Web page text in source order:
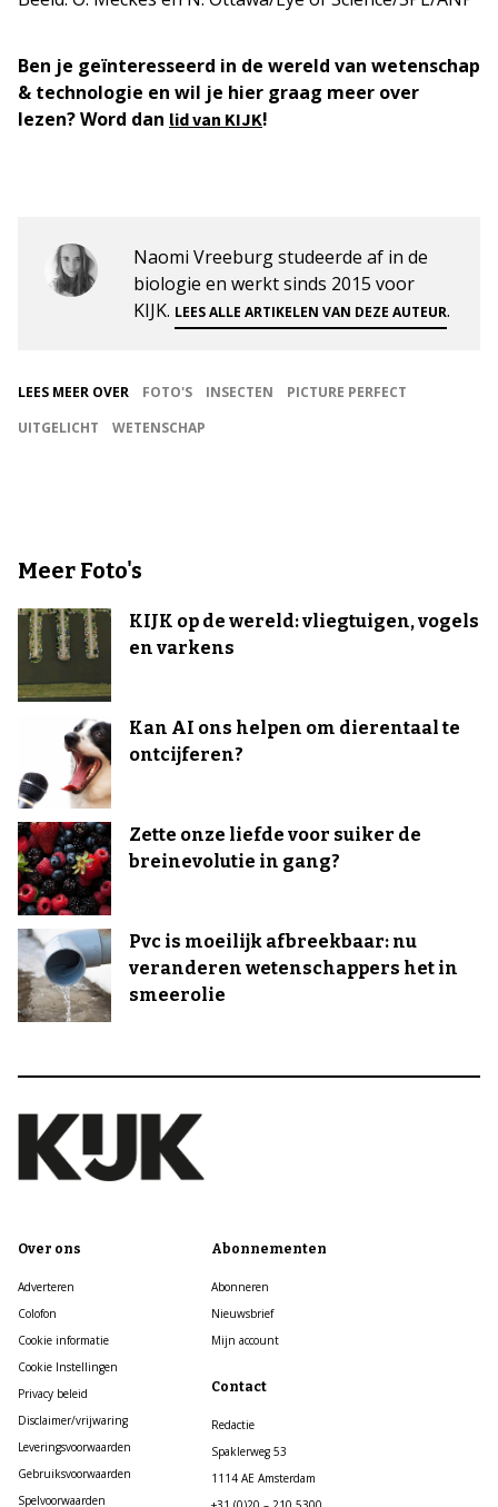
Ben je geïnteresseerd in de wereld van wetenschap
& technologie en wil je hier graag meer over
lezen? Word dan lid van KIJK!
Naomi Vreeburg studeerde af in de
biologie en werkt sinds 2015 voor
KIJK. LEES ALLE ARTIKELEN VAN DEZE AUTEUR.
LEES MEER OVER FOTO'S INSECTEN
PICTURE PERFECT
UITGELICHT
WETENSCHAP
Meer Foto's
KIJK op de wereld: vliegtuigen, vogels
en varkens
Kan AI ons helpen om dierentaal te
ontcijferen?
Zette onze liefde voor suiker de
breinevolutie in gang?
Pvc is moeilijk afbreekbaar: nu
veranderen wetenschappers het in
smeerolie
Over ons
Adverteren
Colofon
Cookie informatie
Cookie Instellingen
Privacy beleid
Disclaimer/vrijwaring
Leveringsvoorwaarden
Gebruiksvoorwaarden
Spelvoorwaarden
Abonnementen
Abonneren
Nieuwsbrief
Mijn account
Contact
Redactie
Spaklerweg 53
1114 AE Amsterdam